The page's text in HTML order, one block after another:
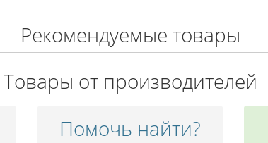
Рекомендуемые товары
Товары от производителей
Помочь найти?